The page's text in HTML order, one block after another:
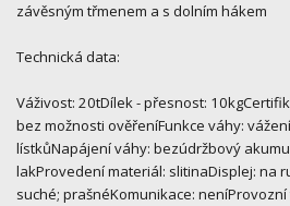
závěsným třmenem a s dolním hákem
Technická data:
Váživost: 20tDílek - přesnost:
bez možnosti ověřeníFunkce váhy:
lístkůNapájení váhy: bezúdržbový
lakProvedení materiál: slitinaDisplej: na
suché; prašnéKomunikace: neníProvozní